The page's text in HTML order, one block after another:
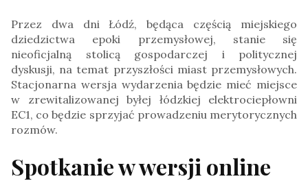
Przez dwa dni Łódź, będąca częścią miejskiego
dziedzictwa epoki przemysłowej, stanie się
nieoficjalną stolicą gospodarczej i politycznej
dyskusji, na temat przyszłości miast przemysłowych.
Stacjonarna wersja wydarzenia będzie mieć miejsce
w zrewitalizowanej byłej łódzkiej elektrociepłowni
EC1, co będzie sprzyjać prowadzeniu merytorycznych
rozmów.
Spotkanie w wersji online